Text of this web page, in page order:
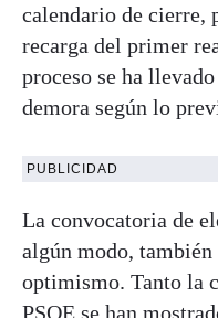
calendario de cierre,
recarga del primer
proceso se ha
demora según lo
PUBLICIDAD
La convocatoria de
algún modo,
optimismo. Tanto la
PSOE se han